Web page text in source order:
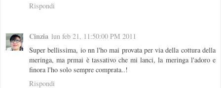
Rispondi
Cinzia lun feb 21, 11:50:00 PM 2011
Super bellissima, io nn l'ho mai provata per via della cottura della
meringa, ma prmai è tassativo che mi lanci, la meringa l'adoro e
finora l'ho solo sempre comprata..!
Rispondi